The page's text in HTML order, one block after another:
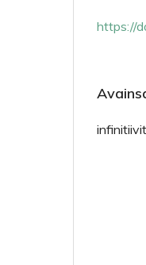
https://